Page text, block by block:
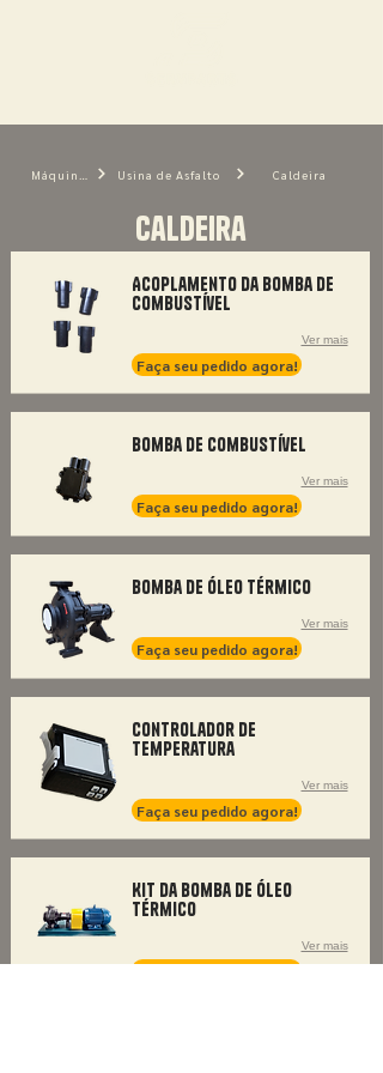
Usina de Asfalto Caldeira
Caldeira
Acoplamento da Bomba de
Combustível
Ver mais
Faça seu pedido agora!
Bomba de Combustível
Ver mais
Faça seu pedido agora!
Bomba de Óleo Térmico
Ver mais
Faça seu pedido agora!
Controlador de
Temperatura
Ver mais
Faça seu pedido agora!
Kit da Bomba de Óleo
Térmico
Ver mais
Faça seu pedido agora!